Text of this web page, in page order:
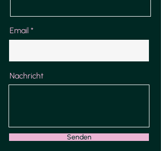
Email
Nachricht
Senden